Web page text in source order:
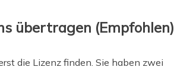
übertragen (Empfohlen)
die Lizenz finden. Sie haben zwei